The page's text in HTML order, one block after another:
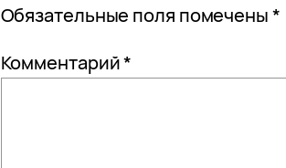
Обязательные поля помечены*
Комментарий*